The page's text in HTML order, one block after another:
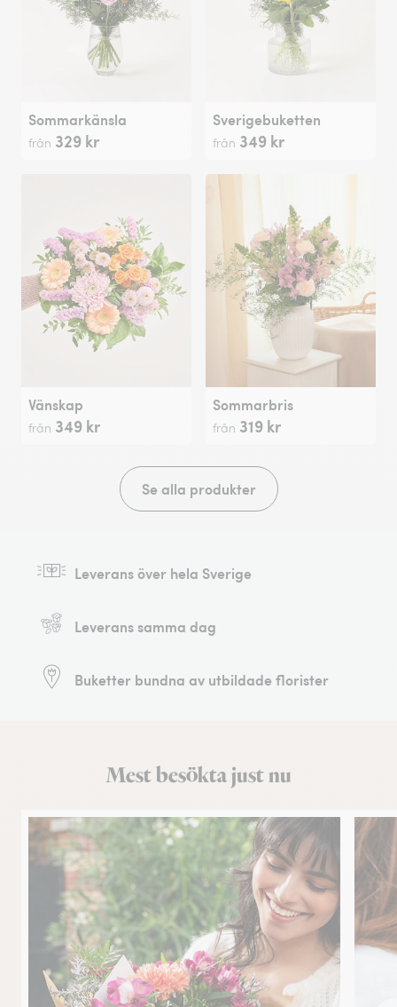
Sommarkänsla
från 329 kr
Sverigebuketten
från 349 kr
Vänskap
från 349 kr
Sommarbris
från 319 kr
Se alla produkter
Leverans över hela Sverige
Leverans samma dag
Buketter bundna av utbildade florister
Mest besökta just nu